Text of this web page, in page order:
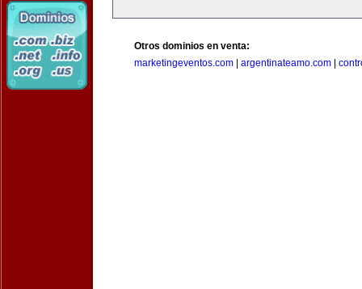
Otros dominios en venta:
marketingeventos.com
argentinateamo.com